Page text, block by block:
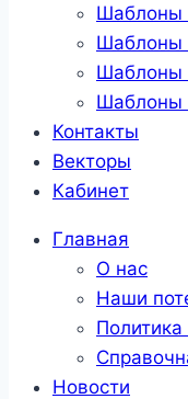
Шаблоны
Шаблоны
Шаблоны
Контакты
Векторы
Кабинет
Главная
О нас
Наши
Новости